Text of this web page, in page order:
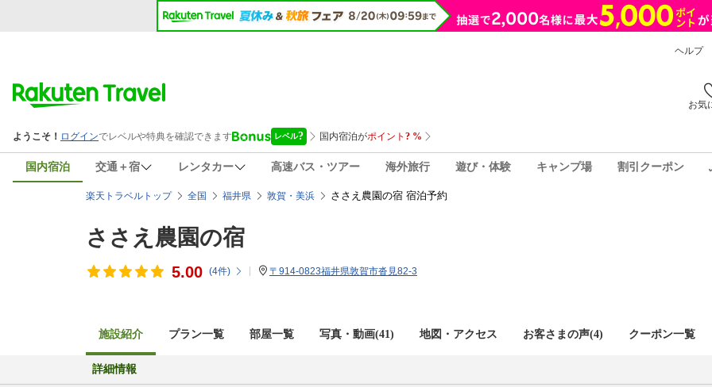
ヘルプ
お気
国内宿泊 交通＋宿 レンタカー 高速バス・ツアー 海外旅行 遊び・体験 キャンプ場 割引クーポン
楽天トラベルトップ 全国 福井県 敦賀・美浜 ささえ農園の宿 宿泊予約
ささえ農園の宿
5.00 (4件) 〒914-0823福井県敦賀市沓見82-3
施設紹介 プラン一覧 部屋一覧 写真・動画(41) 地図・アクセス お客さまの声(4) クーポン一覧
詳細情報